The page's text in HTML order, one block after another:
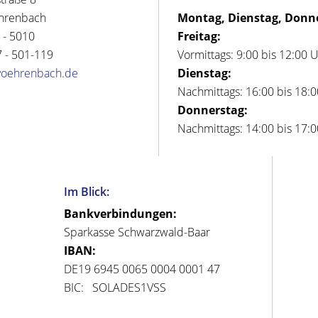
5010
- 501-119
Montag, Dienstag,
Freitag:
Vormittags: 9:00 bis 12:00
Dienstag:
Nachmittags: 16:00 bis
Donnerstag:
Nachmittags: 14:00 bis
Im Blick:
Bankverbindungen:
Sparkasse Schwarzwald-Baar
IBAN:
DE19 6945 0065 0004 0001 47
BIC: SOLADES1VSS